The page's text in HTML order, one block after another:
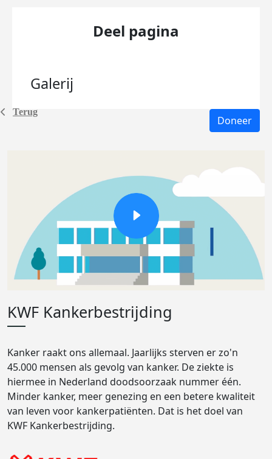
Terug
Deel pagina
Galerij
Doneer
KWF Kankerbestrijding
Kanker raakt ons allemaal. Jaarlijks sterven er zo'n
45.000 mensen als gevolg van kanker. De ziekte is
hiermee in Nederland doodsoorzaak nummer één.
Minder kanker, meer genezing en een betere kwaliteit
van leven voor kankerpatiënten. Dat is het doel van
KWF Kankerbestrijding.